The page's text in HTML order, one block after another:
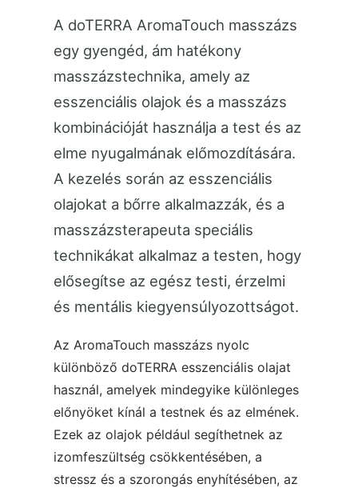
A doTERRA AromaTouch masszázs
egy gyengéd, ám hatékony
masszázstechnika, amely az
esszenciális olajok és a masszázs
kombinációját használja a test és az
elme nyugalmának előmozdítására.
A kezelés során az esszenciális
olajokat a bőrre alkalmazzák, és a
masszázsterapeuta speciális
technikákat alkalmaz a testen, hogy
elősegítse az egész testi, érzelmi
és mentális kiegyensúlyozottságot.
Az AromaTouch masszázs nyolc
különböző doTERRA esszenciális olajat
használ, amelyek mindegyike különleges
előnyöket kínál a testnek és az elmének.
Ezek az olajok például segíthetnek az
izomfeszültség csökkentésében, a
stressz és a szorongás enyhítésében, az